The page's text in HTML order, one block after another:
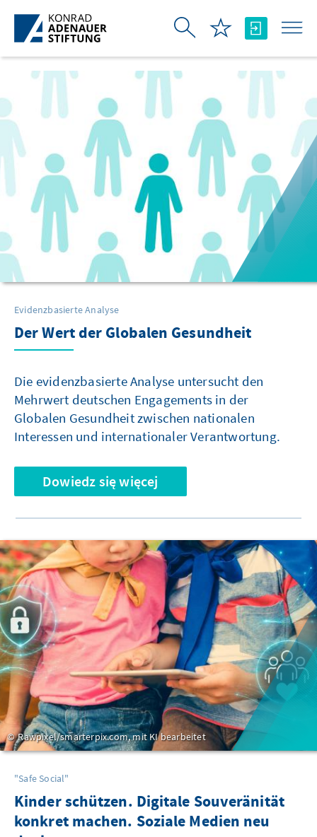
Skip to Main Content
Evidenzbasierte Analyse
Der Wert der Globalen Gesundheit
Die evidenzbasierte Analyse untersucht den
Mehrwert deutschen Engagements in der
Globalen Gesundheit zwischen nationalen
Interessen und internationaler Verantwortung.
Dowiedz się więcej
Rawpixel/smarterpix.com, mit KI bearbeitet
"Safe Social"
Kinder schützen. Digitale Souveränität
konkret machen. Soziale Medien neu